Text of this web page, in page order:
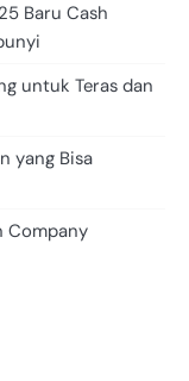
Baru Cash
untuk Teras dan
yang Bisa
Company